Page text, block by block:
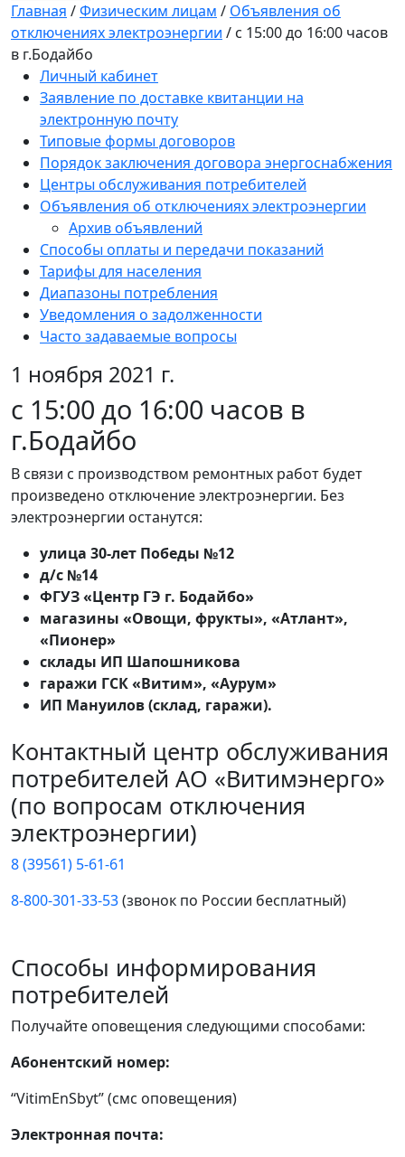
Главная /Физическим лицам / Объявления об
отключениях электроэнергии / c 15:00 до 16:00 часов
в г.Бодайбо
Личный кабинет
Заявление по доставке квитанции на
электронную почту
Типовые формы договоров
Порядок заключения договора энергоснабжения
Центры обслуживания потребителей
Объявления об отключениях электроэнергии
Архив объявлений
Способы оплаты и передачи показаний
Тарифы для населения
Диапазоны потребления
Уведомления о задолженности
Часто задаваемые вопросы
1 ноября 2021 г.
c 15:00 до 16:00 часов в
г.Бодайбо
В связи с производством ремонтных работ будет
произведено отключение электроэнергии. Без
электроэнергии останутся:
улица 30-лет Победы №12
д/с №14
ФГУЗ «Центр ГЭ г. Бодайбо»
магазины «Овощи, фрукты», «Атлант»,
«Пионер»
склады ИП Шапошникова
гаражи ГСК «Витим», «Аурум»
ИП Мануилов (склад, гаражи).
Контактный центр обслуживания
потребителей АО «Витимэнерго»
(по вопросам отключения
электроэнергии)
8 (39561) 5-61-61
8-800-301-33-53(звонок по России бесплатный)
Способы информирования
потребителей
Получайте оповещения следующими способами:
Абонентский номер:
“VitimEnSbyt” (смс оповещения)
Электронная почта: